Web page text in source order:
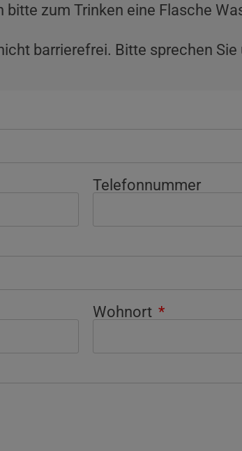
bitte zum Trinken eine Flasche
barrierefrei. Bitte sprechen Sie
Telefonnummer
Wohnort